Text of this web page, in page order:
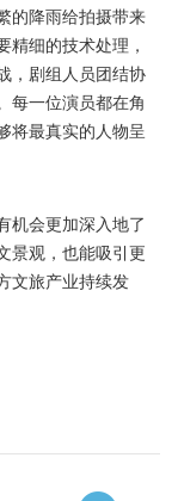
的降雨给拍摄带来
精细的技术处理，
，剧组人员团结协
每一位演员都在角
将最真实的人物呈
会更加深入地了
景观，也能吸引更
文旅产业持续发